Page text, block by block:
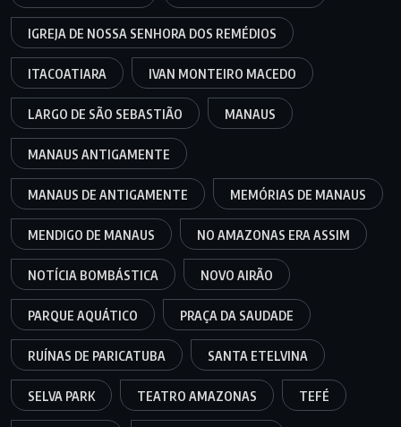
IGREJA DE NOSSA SENHORA DOS REMÉDIOS
ITACOATIARA IVAN MONTEIRO MACEDO
LARGO DE SÃO SEBASTIÃO MANAUS
MANAUS ANTIGAMENTE
MANAUS DE ANTIGAMENTE MEMÓRIAS DE MANAUS
MENDIGO DE MANAUS NO AMAZONAS ERA ASSIM
NOTÍCIA BOMBÁSTICA NOVO AIRÃO
PARQUE AQUÁTICO PRAÇA DA SAUDADE
RUÍNAS DE PARICATUBA SANTA ETELVINA
SELVA PARK TEATRO AMAZONAS TEFÉ